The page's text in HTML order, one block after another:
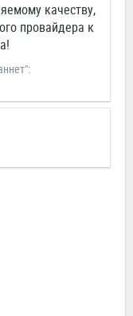
качеству,
провайдера к